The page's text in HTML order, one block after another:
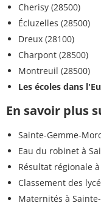
Cherisy (28500)
Écluzelles (28500)
Dreux (28100)
Charpont (28500)
Montreuil (28500)
Les écoles dans
En savoir plus
Sainte-Gemme-
Eau du robinet à
Résultat régionale
Classement des
Maternités à